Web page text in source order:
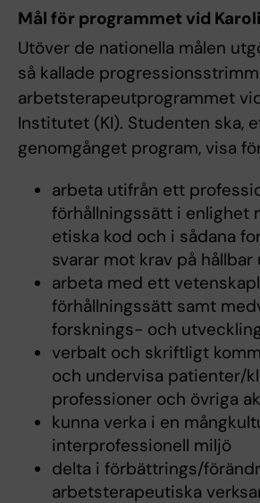
Mål för programmet vid
Utöver de nationella målen
så kallade
arbetsterapeutprogrammet
Institutet (KI). Studenten ska,
genomgånget program, visa
arbeta utifrån ett
förhållningssätt i enlighet
etiska kod och i sådana
svarar mot krav på
arbeta med ett
förhållningssätt samt
forsknings- och
verbalt och skriftligt
och undervisa patienter/
professioner och övriga
kunna verka i en
interprofessionell miljö
delta i förbättrings/
arbetsterapeutiska